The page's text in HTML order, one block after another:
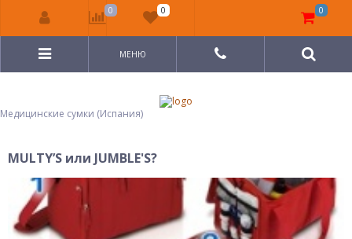
Медицинские сумки (Испания)
МЕНЮ
MULTY’S или JUMBLE'S?
0 0 0